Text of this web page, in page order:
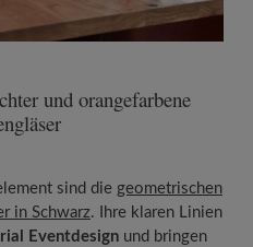
und orangefarbene
sind die geometrischen
in Schwarz. Ihre klaren Linien
Eventdesignund bringen